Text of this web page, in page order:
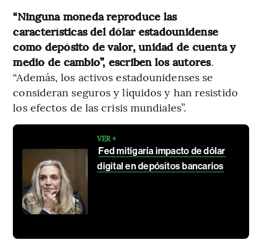
“Ninguna moneda reproduce las
características del dólar estadounidense
como depósito de valor, unidad de cuenta y
medio de cambio”, escriben los autores.
“Además, los activos estadounidenses se
consideran seguros y líquidos y han resistido
los efectos de las crisis mundiales”.
VER +
Fed mitigaría impacto de dólar
digital en depósitos bancarios